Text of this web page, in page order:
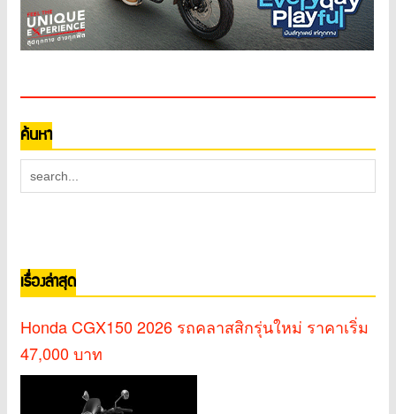
ค้นหา
เรื่องล่าสุด
Honda CGX150 2026 รถคลาสสิกรุ่นใหม่ ราคาเริ่ม
47,000 บาท